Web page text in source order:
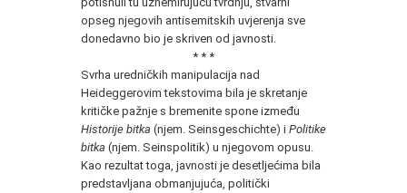
opseg njegovih antisemitskih uvjerenja sve
donedavno bio je skriven od javnosti.
* * *
Svrha uredničkih manipulacija nad
Heideggerovim tekstovima bila je skretanje
kritičke pažnje s bremenite spone između
Historije bitka (njem. Seinsgeschichte) i Politike
bitka (njem. Seinspolitik) u njegovom opusu.
Kao rezultat toga, javnosti je desetljećima bila
predstavljana obmanjujuća, politički